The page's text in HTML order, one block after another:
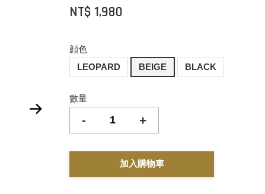
NT$ 1,980
顔色
LEOPARD
BEIGE BLACK
數量
- +
加入購物車